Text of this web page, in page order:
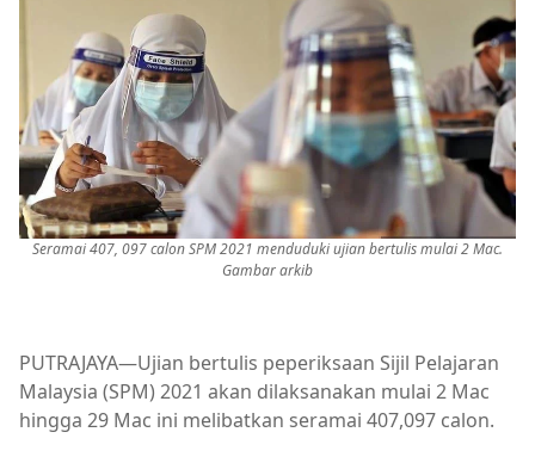
Seramai 407, 097 calon SPM 2021 menduduki ujian bertulis mulai 2 Mac.
Gambar arkib
PUTRAJAYA—Ujian bertulis peperiksaan Sijil Pelajaran
Malaysia (SPM) 2021 akan dilaksanakan mulai 2 Mac
hingga 29 Mac ini melibatkan seramai 407,097 calon.